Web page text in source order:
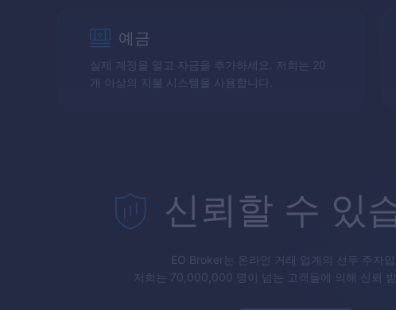
예금
실제 계정을 열고 자금을 추가하세요. 저희는 20
개 이상의 지불 시스템을 사용합니다.
신뢰할 수 있
EO Broker는 온라인 거래 업계의 선두 주자입
저희는 70,000,000 명이 넘는 고객들에 의해 신뢰 받